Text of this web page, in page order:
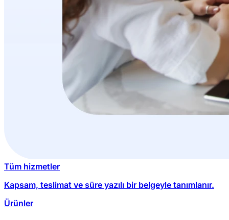
Tüm hizmetler
Kapsam, teslimat ve süre yazılı bir belgeyle tanımlanır.
Ürünler